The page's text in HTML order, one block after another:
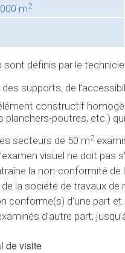
m2
sont définis par le
des supports, de
constructif
planchers-poutres, etc.)
secteurs de 50 m2
visuel ne doit pas
la non-conformité de
de la société de travaux
conforme(s) d’une part
d’autre part,
de visite